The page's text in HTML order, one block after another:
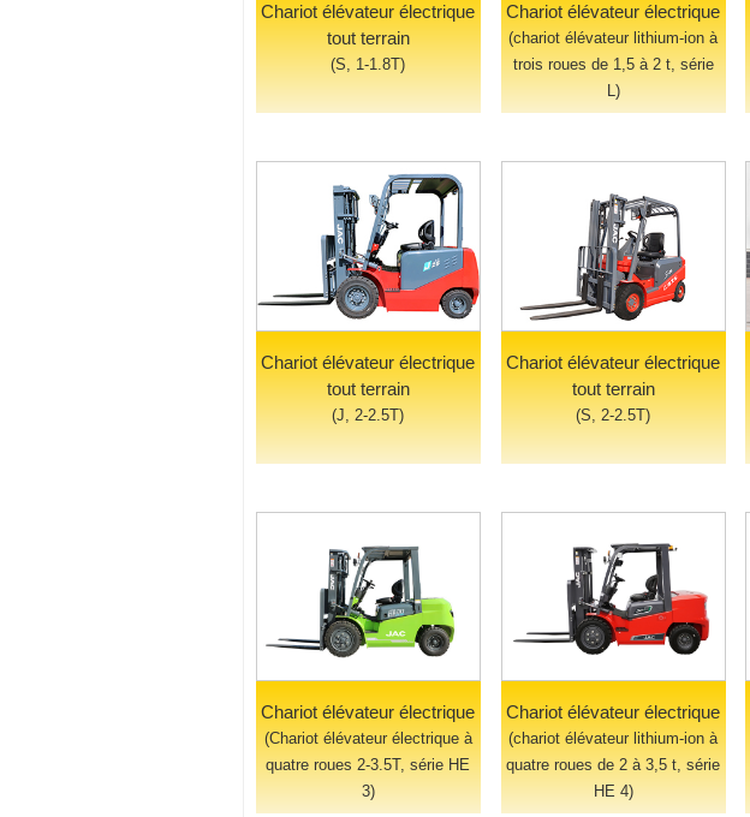
Chariot élévateur électrique
tout terrain
(S, 1-1.8T)
Chariot élévateur électrique
(chariot élévateur lithium-ion à
trois roues de 1,5 à 2 t, série
L)
Chariot élévateur électrique
tout terrain
(J, 2-2.5T)
Chariot élévateur électrique
tout terrain
(S, 2-2.5T)
Chariot élévateur électrique
(Chariot élévateur électrique à
quatre roues 2-3.5T, série HE
3)
Chariot élévateur électrique
(chariot élévateur lithium-ion à
quatre roues de 2 à 3,5 t, série
HE 4)